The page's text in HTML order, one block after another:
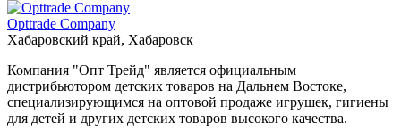
Opttrade Company
Хабаровский край, Хабаровск
Компания "Опт Трейд" является официальным
дистрибьютором детских товаров на Дальнем Востоке,
специализирующимся на оптовой продаже игрушек, гигиены
для детей и других детских товаров высокого качества.